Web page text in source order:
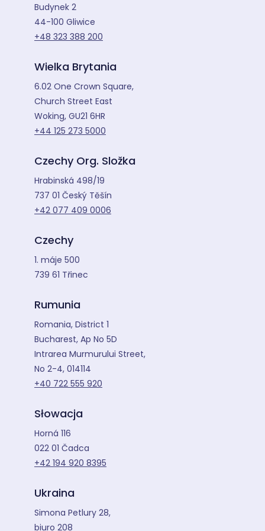
Budynek 2
44-100 Gliwice
+48 323 388 200
Wielka Brytania
6.02 One Crown Square,
Church Street East
Woking, GU21 6HR
+44 125 273 5000
Czechy Org. Složka
Hrabinská 498/19
737 01 Český Těšín
+42 077 409 0006
Czechy
1. máje 500
739 61 Třinec
Rumunia
Romania, District 1
Bucharest, Ap No 5D
Intrarea Murmurului Street,
No 2-4, 014114
+40 722 555 920
Słowacja
Horná 116
022 01 Čadca
+42 194 920 8395
Ukraina
Simona Petlury 28,
biuro 208